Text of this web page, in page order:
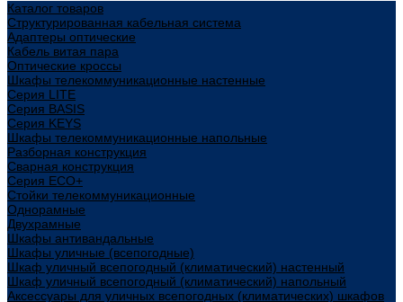
Каталог товаров
Структурированная кабельная система
Адаптеры оптические
Кабель витая пара
Оптические кроссы
Шкафы телекоммуникационные настенные
Cерия LITE
Cерия BASIS
Cерия KEYS
Шкафы телекоммуникационные напольные
Разборная конструкция
Сварная конструкция
Серия ECO+
Стойки телекоммуникационные
Однорамные
Двухрамные
Шкафы антивандальные
Шкафы уличные (всепогодные)
Шкаф уличный всепогодный (климатический) настенный
Шкаф уличный всепогодный (климатический) напольный
Аксессуары для уличных всепогодных (климатических) шкафов